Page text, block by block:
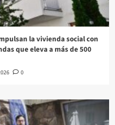
la vivienda social con
que eleva a más de 500
0